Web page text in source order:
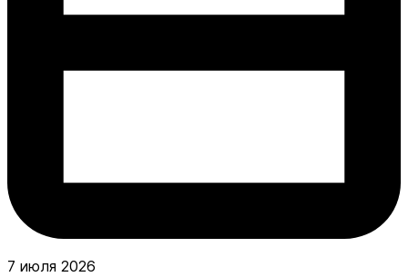
7 июля 2026